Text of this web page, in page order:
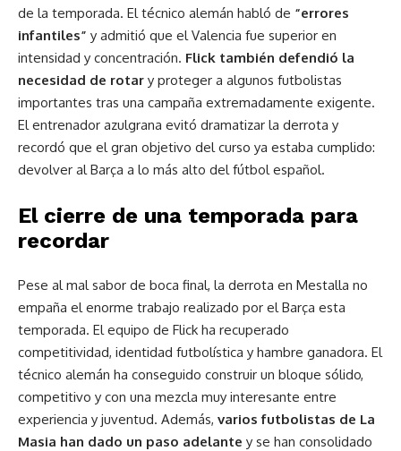
de la temporada. El técnico alemán habló de “errores
infantiles” y admitió que el Valencia fue superior en
intensidad y concentración. Flick también defendió la
necesidad de rotar y proteger a algunos futbolistas
importantes tras una campaña extremadamente exigente.
El entrenador azulgrana evitó dramatizar la derrota y
recordó que el gran objetivo del curso ya estaba cumplido:
devolver al Barça a lo más alto del fútbol español.
El cierre de una temporada para
recordar
Pese al mal sabor de boca final, la derrota en Mestalla no
empaña el enorme trabajo realizado por el Barça esta
temporada. El equipo de Flick ha recuperado
competitividad, identidad futbolística y hambre ganadora. El
técnico alemán ha conseguido construir un bloque sólido,
competitivo y con una mezcla muy interesante entre
experiencia y juventud. Además, varios futbolistas de La
Masia han dado un paso adelante y se han consolidado